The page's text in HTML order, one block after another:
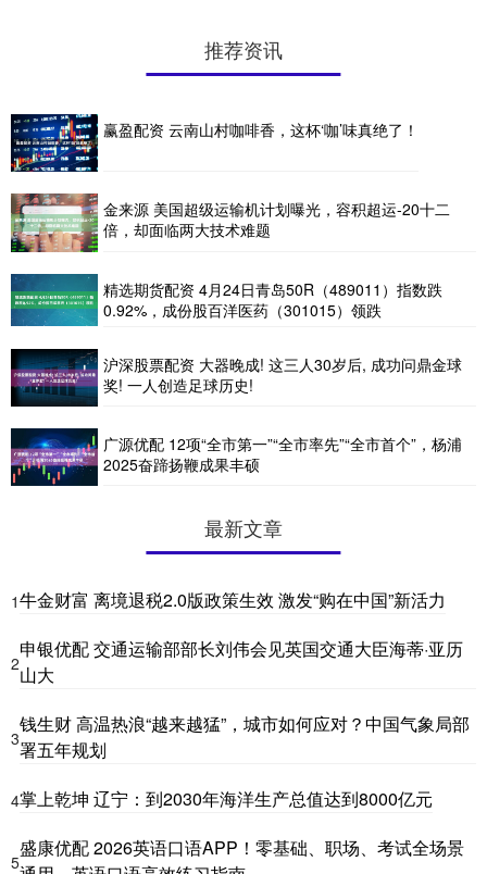
推荐资讯
赢盈配资 云南山村咖啡香，这杯‘咖’味真绝了！
金来源 美国超级运输机计划曝光，容积超运-20十二
倍，却面临两大技术难题
精选期货配资 4月24日青岛50R（489011）指数跌
0.92%，成份股百洋医药（301015）领跌
沪深股票配资 大器晚成! 这三人30岁后, 成功问鼎金球
奖! 一人创造足球历史!
广源优配 12项“全市第一”“全市率先”“全市首个”，杨浦
2025奋蹄扬鞭成果丰硕
最新文章
1牛金财富 离境退税2.0版政策生效 激发“购在中国”新活力
2
申银优配 交通运输部部长刘伟会见英国交通大臣海蒂·亚历
山大
3
钱生财 高温热浪“越来越猛”，城市如何应对？中国气象局部
署五年规划
4掌上乾坤 辽宁：到2030年海洋生产总值达到8000亿元
5
盛康优配 2026英语口语APP！零基础、职场、考试全场景